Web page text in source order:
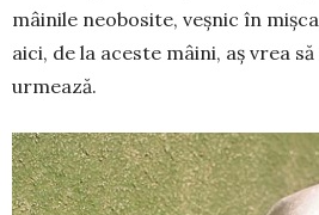
mâinile neobosite, veșnic în
aici, de la aceste mâini, aș vrea
ur­mează.